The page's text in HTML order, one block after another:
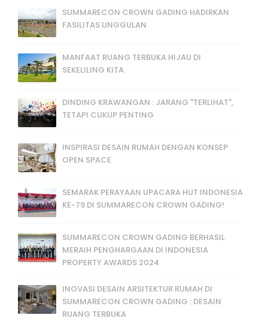
SUMMARECON CROWN GADING HADIRKAN
FASILITAS UNGGULAN
MANFAAT RUANG TERBUKA HIJAU DI
SEKELILING KITA
DINDING KRAWANGAN : JARANG "TERLIHAT",
TETAPI CUKUP PENTING
INSPIRASI DESAIN RUMAH DENGAN KONSEP
OPEN SPACE
SEMARAK PERAYAAN UPACARA HUT INDONESIA
KE-79 DI SUMMARECON CROWN GADING!
SUMMARECON CROWN GADING BERHASIL
MERAIH PENGHARGAAN DI INDONESIA
PROPERTY AWARDS 2024
INOVASI DESAIN ARSITEKTUR RUMAH DI
SUMMARECON CROWN GADING : DESAIN
RUANG TERBUKA